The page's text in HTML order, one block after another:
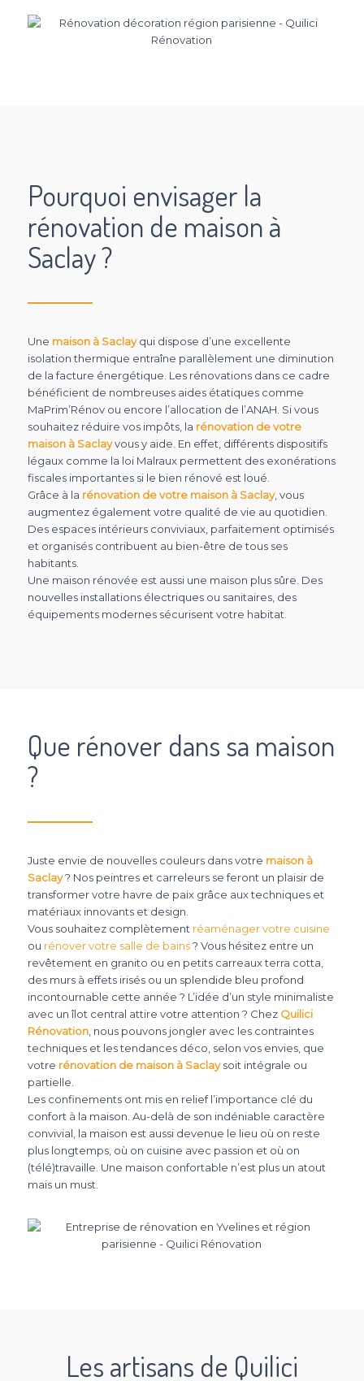
Pourquoi envisager la
rénovation de maison à
Saclay ?
Une maison à Saclayqui dispose d’une excellente
isolation thermique entraîne parallèlement une diminution
de la facture énergétique. Les rénovations dans ce cadre
bénéficient de nombreuses aides étatiques comme
MaPrim’Rénov ou encore l’allocation de l’ANAH. Si vous
souhaitez réduire vos impôts, la rénovation de votre
maison à Saclayvous y aide. En effet, différents dispositifs
légaux comme la loi Malraux permettent des exonérations
fiscales importantes si le bien rénové est loué.
Grâce à la rénovation de votre maison à Saclay, vous
augmentez également votre qualité de vie au quotidien.
Des espaces intérieurs conviviaux, parfaitement optimisés
et organisés contribuent au bien-être de tous ses
habitants.
Une maison rénovée est aussi une maison plus sûre. Des
nouvelles installations électriques ou sanitaires, des
équipements modernes sécurisent votre habitat.
Que rénover dans sa maison
?
Juste envie de nouvelles couleurs dans votre maison à
Saclay? Nos peintres et carreleurs se feront un plaisir de
transformer votre havre de paix grâce aux techniques et
matériaux innovants et design.
Vous souhaitez complètement réaménager votre cuisine
ou rénover votre salle de bains? Vous hésitez entre un
revêtement en granito ou en petits carreaux terra cotta,
des murs à effets irisés ou un splendide bleu profond
incontournable cette année ? L’idée d’un style minimaliste
avec un îlot central attire votre attention ? Chez Quilici
Rénovation, nous pouvons jongler avec les contraintes
techniques et les tendances déco, selon vos envies, que
votre rénovation de maison à Saclaysoit intégrale ou
partielle.
Les confinements ont mis en relief l’importance clé du
confort à la maison. Au-delà de son indéniable caractère
convivial, la maison est aussi devenue le lieu où on reste
plus longtemps, où on cuisine avec passion et où on
(télé)travaille. Une maison confortable n’est plus un atout
mais un must.
Les artisans de Quilici